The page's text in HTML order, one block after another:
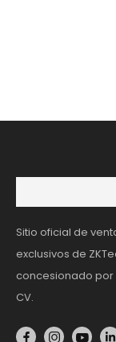
Sitio oficial de
exclusivos de
concesionado por
CV.